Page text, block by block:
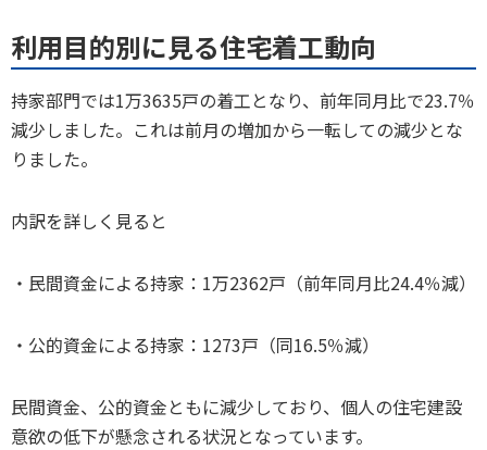
利用目的別に見る住宅着工動向
持家部門では1万3635戸の着工となり、前年同月比で23.7％
減少しました。これは前月の増加から一転しての減少とな
りました。
内訳を詳しく見ると
・民間資金による持家：1万2362戸（前年同月比24.4％減）
・公的資金による持家：1273戸（同16.5％減）
民間資金、公的資金ともに減少しており、個人の住宅建設
意欲の低下が懸念される状況となっています。